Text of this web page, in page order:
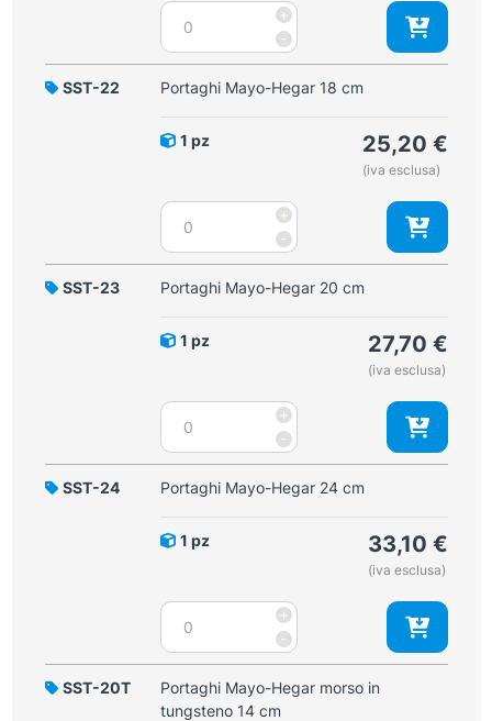
-
Portaghi
Mayo-
Hegar
16
+
SST-22 Portaghi Mayo-Hegar 18 cm
1 pz 25,20 €
(iva esclusa)
-
Portaghi
Mayo-
Hegar
18
+
SST-23 Portaghi Mayo-Hegar 20 cm
1 pz 27,70 €
(iva esclusa)
-
Portaghi
Mayo-
Hegar
20
+
SST-24 Portaghi Mayo-Hegar 24 cm
1 pz 33,10 €
(iva esclusa)
-
Portaghi
Mayo-
Hegar
24
cm
+
SST-20T
Portaghi Mayo-Hegar morso in
tungsteno 14 cm